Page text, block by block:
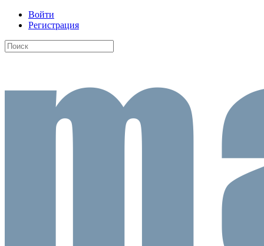
Войти
Регистрация